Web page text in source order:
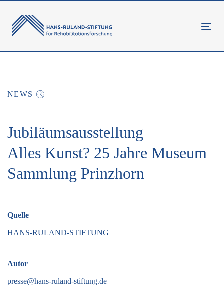
überspringen
primären
Navigation
springen
springen
NEWS
Jubiläumsausstellung
Alles Kunst? 25 Jahre Museum
Sammlung Prinzhorn
Quelle
HANS-RULAND-STIFTUNG
Autor
presse@hans-ruland-stiftung.de